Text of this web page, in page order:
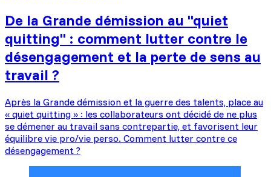
De la Grande démission au "quiet
quitting" : comment lutter contre le
désengagement et la perte de sens au
travail ?
Après la Grande démission et la guerre des talents, place au
« quiet quitting » : les collaborateurs ont décidé de ne plus
se démener au travail sans contrepartie, et favorisent leur
équilibre vie pro/vie perso. Comment lutter contre ce
désengagement ?